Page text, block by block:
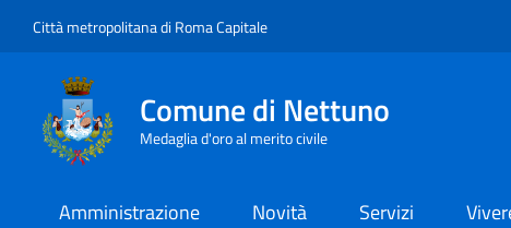
Città metropolitana di Roma Capitale
Comune di Nettuno
Medaglia d'oro al merito civile
Amministrazione Novità Servizi